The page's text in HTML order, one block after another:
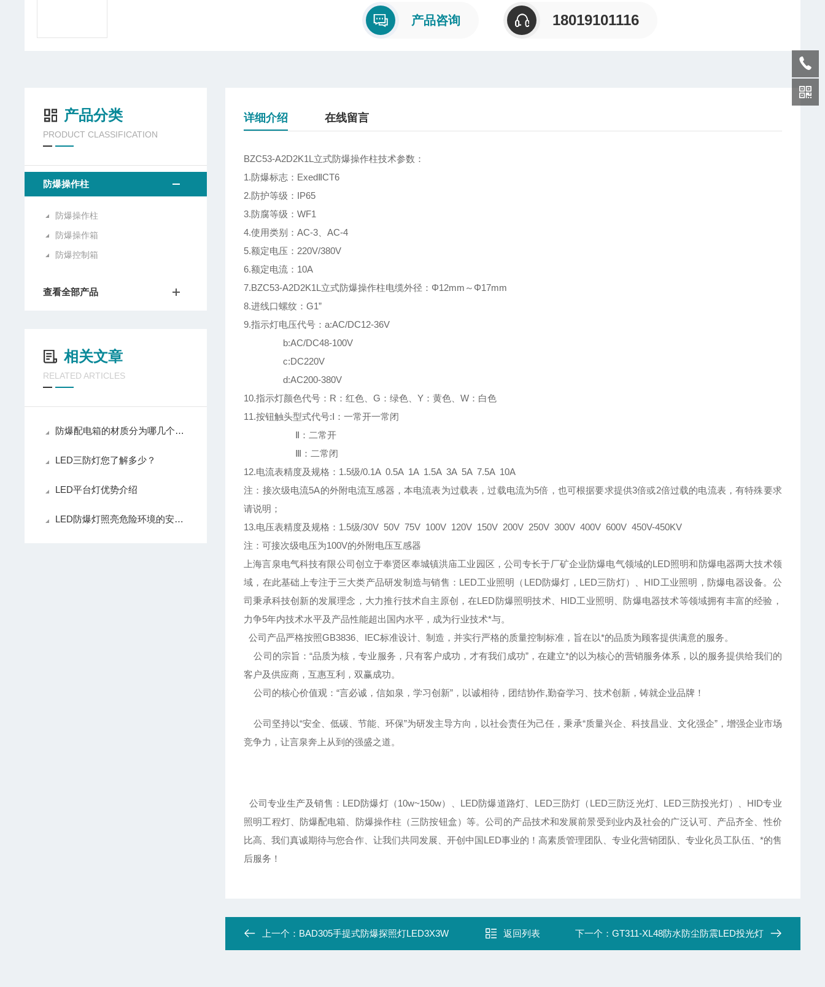
产品咨询 18019101116
产品分类
PRODUCT CLASSIFICATION
防爆操作柱
防爆操作柱
防爆操作箱
防爆控制箱
查看全部产品
相关文章
RELATED ARTICLES
防爆配电箱的材质分为哪几个种类？
LED三防灯您了解多少？
LED平台灯优势介绍
LED防爆灯照亮危险环境的安全之光
详细介绍 在线留言
BZC53-A2D2K1L立式防爆操作柱技术参数：
1.防爆标志：ExedⅡCT6
2.防护等级：IP65
3.防腐等级：WF1
4.使用类别：AC-3、AC-4
5.额定电压：220V/380V
6.额定电流：10A
7.BZC53-A2D2K1L立式防爆操作柱电缆外径：Φ12mm～Φ17mm
8.进线口螺纹：G1”
9.指示灯电压代号：a:AC/DC12-36V
b:AC/DC48-100V
c:DC220V
d:AC200-380V
10.指示灯颜色代号：R：红色、G：绿色、Y：黄色、W：白色
11.按钮触头型式代号:Ⅰ：一常开一常闭
Ⅱ：二常开
Ⅲ：二常闭
12.电流表精度及规格：1.5级/0.1A 0.5A 1A 1.5A 3A 5A 7.5A 10A
注：接次级电流5A的外附电流互感器，本电流表为过载表，过载电流为5倍，也可根据要求提供3倍或2倍过载的电流表，有特殊要求
请说明；
13.电压表精度及规格：1.5级/30V 50V 75V 100V 120V 150V 200V 250V 300V 400V 600V 450V-450KV
注：可接次级电压为100V的外附电压互感器
上海言泉电气科技有限公司创立于奉贤区奉城镇洪庙工业园区，公司专长于厂矿企业防爆电气领域的LED照明和防爆电器两大技术领
域，在此基础上专注于三大类产品研发制造与销售：LED工业照明（LED防爆灯，LED三防灯）、HID工业照明，防爆电器设备。公
司秉承科技创新的发展理念，大力推行技术自主原创，在LED防爆照明技术、HID工业照明、防爆电器技术等领域拥有丰富的经验，
力争5年内技术水平及产品性能超出国内水平，成为行业技术*与。
公司产品严格按照GB3836、IEC标准设计、制造，并实行严格的质量控制标准，旨在以*的品质为顾客提供满意的服务。
公司的宗旨：“品质为核，专业服务，只有客户成功，才有我们成功”，在建立*的以为核心的营销服务体系，以的服务提供给我们的
客户及供应商，互惠互利，双赢成功。
公司的核心价值观：“言必诚，信如泉，学习创新”，以诚相待，团结协作,勤奋学习、技术创新，铸就企业品牌！
公司坚持以“安全、低碳、节能、环保”为研发主导方向，以社会责任为己任，秉承“质量兴企、科技昌业、文化强企”，增强企业市场
竞争力，让言泉奔上从到的强盛之道。
公司专业生产及销售：LED防爆灯（10w~150w）、LED防爆道路灯、LED三防灯（LED三防泛光灯、LED三防投光灯）、HID专业
照明工程灯、防爆配电箱、防爆操作柱（三防按钮盒）等。公司的产品技术和发展前景受到业内及社会的广泛认可、产品齐全、性价
比高、我们真诚期待与您合作、让我们共同发展、开创中国LED事业的！高素质管理团队、专业化营销团队、专业化员工队伍、*的售
后服务！
上一个： BAD305手提式防爆探照灯LED3X3W 返回列表 下一个： GT311-XL48防水防尘防震LED投光灯